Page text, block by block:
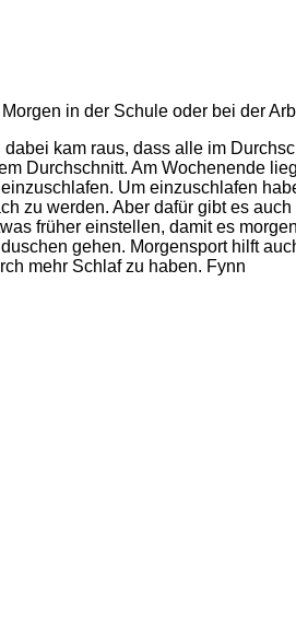
in der Schule oder bei der
kam raus, dass alle im
Durchschnitt. Am Wochenende
Um einzuschlafen
zu werden. Aber dafür gibt es
früher einstellen, damit es
gehen. Morgensport hilft
mehr Schlaf zu haben. Fynn